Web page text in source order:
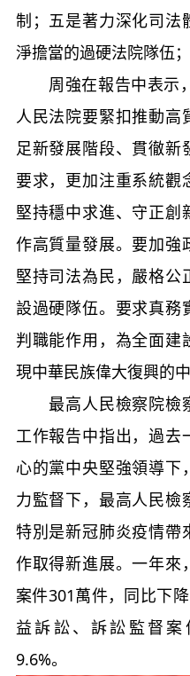
制；五是著力深化司法
淨擔當的過硬法院隊伍
周強在報告中表示，
人民法院要緊扣推動高
足新發展階段、貫徹新
要求，更加注重系統觀
堅持穩中求進、守正創
作高質量發展。要加強
堅持司法為民，嚴格公
設過硬隊伍。要求真務
判職能作用，為全面建
現中華民族偉大復興的
最高人民檢察院檢
工作報告中指出，過去
心的黨中央堅強領導下
力監督下，最高人民檢
特別是新冠肺炎疫情帶
作取得新進展。一年來
案件301萬件，同比下
益訴訟、訴訟監督案
9.6%。